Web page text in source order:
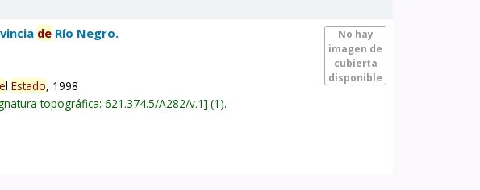
No hay
imagen de
cubierta
disponible
de Río Negro.
lEstado, 1998
topográfica:621.374.5/A282/v.1 (1).